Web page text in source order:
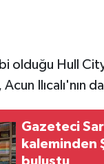
olduğu Hull
Ilıcalı'nın
Gazeteci
kaleminden
buluştu